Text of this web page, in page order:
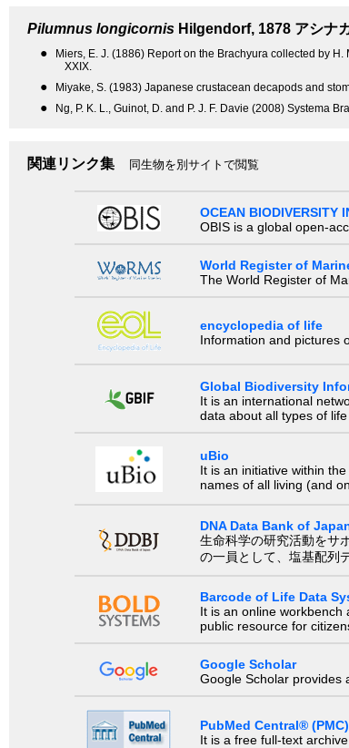
Pilumnus longicornis Hilgendorf, 1878 アシナ
●
Miers, E. J. (1886) Report on the Brachyura collected by
XXIX.
● Miyake, S. (1983) Japanese crustacean decapods and
● Ng, P. K. L., Guinot, D. and P. J. F. Davie (2008) Systema
関連リンク集 同生物を別サイトで閲覧
OCEAN BIODIVERSITY
OBIS is a global open-
World Register of
The World Register of
encyclopedia of life
Information and pictures
Global Biodiversity
It is an international
data about all types of life
uBio
It is an initiative within
names of all living (and
DNA Data Bank of
生命科学の研究活動をサ
の一員として、塩基配列
Barcode of Life Data
It is an online workbench
public resource for
Google Scholar
Google Scholar provides
PubMed Central® (PMC)
It is a free full-text